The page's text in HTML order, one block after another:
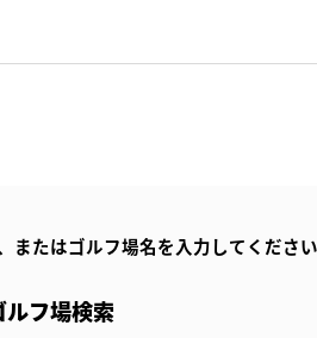
またはゴルフ場名を入力してくださ
ルフ場検索